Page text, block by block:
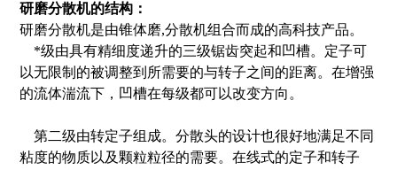
研磨分散机的结构：
研磨分散机是由锥体磨,分散机组合而成的高科技产品。
*级由具有精细度递升的三级锯齿突起和凹槽。定子可
以无限制的被调整到所需要的与转子之间的距离。在增强
的流体湍流下，凹槽在每级都可以改变方向。
第二级由转定子组成。分散头的设计也很好地满足不同
粘度的物质以及颗粒粒径的需要。在线式的定子和转子